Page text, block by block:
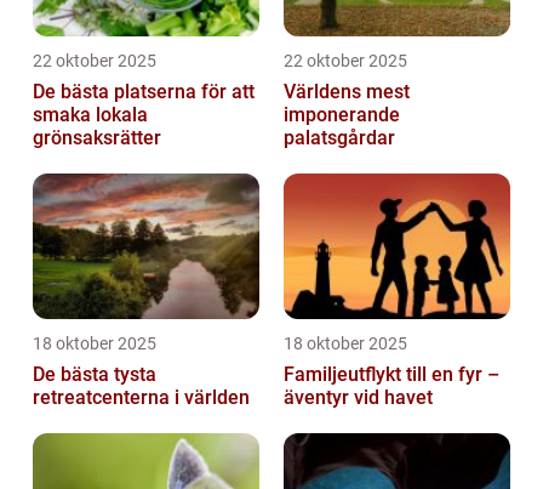
22 oktober 2025
De bästa platserna för att
smaka lokala
grönsaksrätter
22 oktober 2025
Världens mest
imponerande
palatsgårdar
18 oktober 2025
De bästa tysta
retreatcenterna i världen
18 oktober 2025
Familjeutflykt till en fyr –
äventyr vid havet